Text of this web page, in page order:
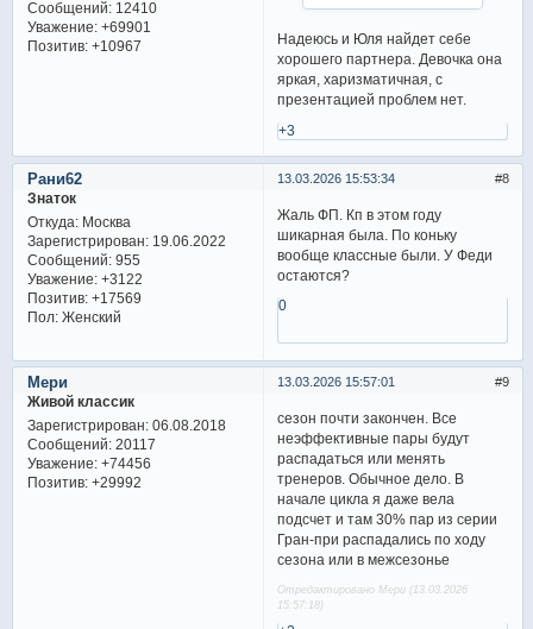
Сообщений:12410
Уважение: +69901
Позитив: +10967
Надеюсь и Юля найдет себе
хорошего партнера. Девочка она
яркая, харизматичная, с
презентацией проблем нет.
+3
8
13.03.2026 15:53:34
Рани62
Знаток
Откуда:Москва
Зарегистрирован: 19.06.2022
Сообщений:955
Уважение: +3122
Позитив: +17569
Пол:Женский
Жаль ФП. Кп в этом году
шикарная была. По коньку
вообще классные были. У Феди
остаются?
0
9
13.03.2026 15:57:01
Мери
Живой классик
Зарегистрирован: 06.08.2018
Сообщений:20117
Уважение: +74456
Позитив: +29992
сезон почти закончен. Все
неэффективные пары будут
распадаться или менять
тренеров. Обычное дело. В
начале цикла я даже вела
подсчет и там 30% пар из серии
Гран-при распадались по ходу
сезона или в межсезонье
Отредактировано Мери (13.03.2026
15:57:18)